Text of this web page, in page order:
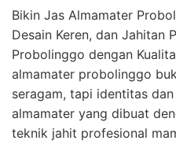
Bikin Jas Almamater
Desain Keren, dan Jahitan
Probolinggo dengan
almamater probolinggo
seragam, tapi identitas
almamater yang dibuat
teknik jahit profesional